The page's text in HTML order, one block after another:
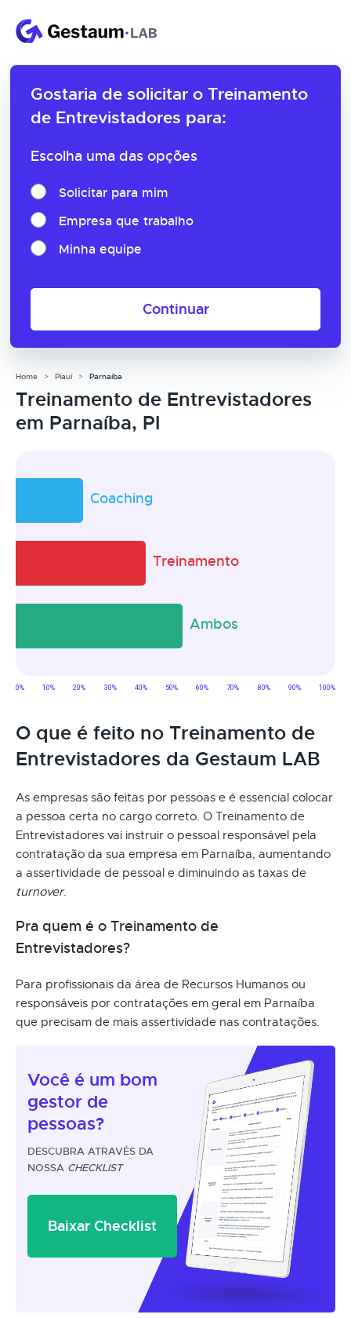
Gostaria de solicitar o Treinamento
de Entrevistadores para:
Escolha uma das opções
Solicitar para mim
Empresa que trabalho
Minha equipe
Continuar
Home Piauí Parnaíba
Treinamento de Entrevistadores
em Parnaíba, PI
O que é feito no Treinamento de
Entrevistadores da Gestaum LAB
As empresas são feitas por pessoas e é essencial colocar
a pessoa certa no cargo correto. O Treinamento de
Entrevistadores vai instruir o pessoal responsável pela
contratação da sua empresa em Parnaíba, aumentando
a assertividade de pessoal e diminuindo as taxas de
turnover.
Pra quem é o Treinamento de
Entrevistadores?
Para profissionais da área de Recursos Humanos ou
responsáveis por contratações em geral em Parnaíba
que precisam de mais assertividade nas contratações.
Você é um bom
gestor de
pessoas?
DESCUBRA ATRAVÉS DA
NOSSA CHECKLIST
Baixar Checklist